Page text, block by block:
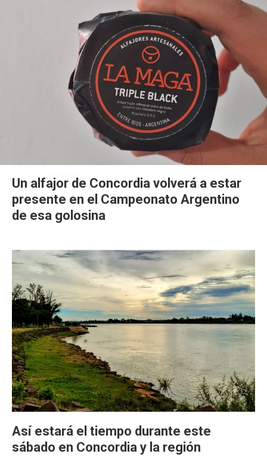
Un alfajor de Concordia volverá a estar
presente en el Campeonato Argentino
de esa golosina
Así estará el tiempo durante este
sábado en Concordia y la región